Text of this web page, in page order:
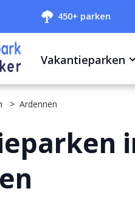
450+ parken
Vakantieparken
Ardennen